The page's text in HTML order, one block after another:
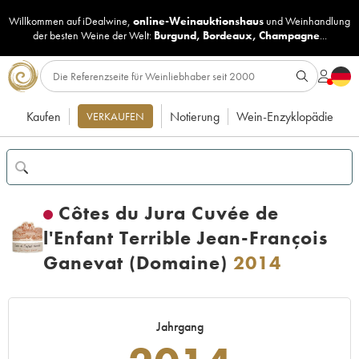
Willkommen auf iDealwine, online-Weinauktionshaus undWeinhandlung
der besten Weine der Welt: Burgund, Bordeaux, Champagne...
Kaufen VERKAUFEN Notierung Wein-Enzyklopädie
Côtes du Jura Cuvée de
l'Enfant Terrible Jean-François
Ganevat (Domaine) 2014
Jahrgang